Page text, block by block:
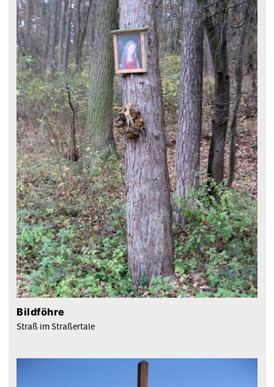
Bildföhre
Straß im Straßertale